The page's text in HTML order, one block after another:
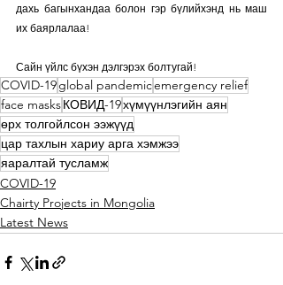
дахь багынхандаа болон гэр бүлийхэнд нь маш
их баярлалаа!
Сайн үйлс бүхэн дэлгэрэх болтугай!
COVID-19global pandemicemergency relief
face masksКОВИД-19хүмүүнлэгийн аян
өрх толгойлсон ээжүүд
цар тахлын хариу арга хэмжээ
яаралтай тусламж
COVID-19
Chairty Projects in Mongolia
Latest News